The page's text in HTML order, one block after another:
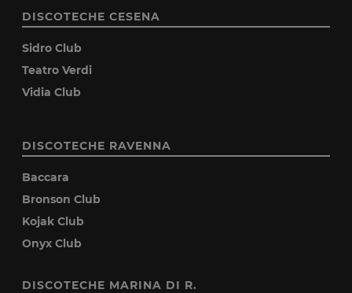
DISCOTECHE CESENA
Sidro Club
Teatro Verdi
Vidia Club
DISCOTECHE RAVENNA
Baccara
Bronson Club
Kojak Club
Onyx Club
DISCOTECHE MARINA DI R.